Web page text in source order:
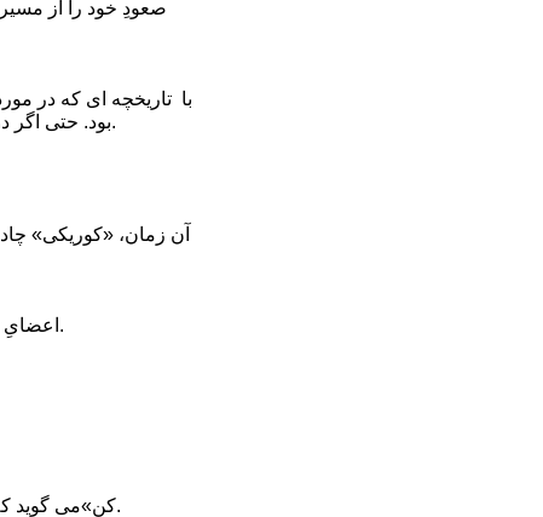
با تاریخچه ای که در
بود. حتی اگر در بالاترین وضعیت جسمانی نیز به سر می برد! ...که البته در شرایط جسمانی خوبی هم به سر نمی برد.
اعضایِ تیم رصد که پیش تر، صعود او را از یال نوپتسه فیلمبرداری نموده بودند، بالاخره توانستند او را پیدا کنند.
«کن»می گوید که با توجه به بعضی نکات، او باور دارد که«نوبوکازو»هدفش فقط گام گذاشتن بر روی قله بوده است.